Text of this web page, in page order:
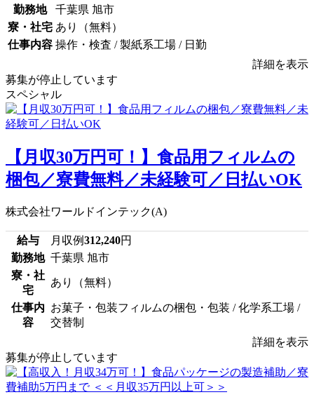
勤務地
千葉県 旭市
寮・社宅 あり（無料）
仕事内容 操作・検査 / 製紙系工場 / 日勤
詳細を表示
募集が停止しています
スペシャル
【月収30万円可！】食品用フィルムの
梱包／寮費無料／未経験可／日払いOK
株式会社ワールドインテック(A)
給与 月収例312,240円
勤務地 千葉県 旭市
寮・社
宅
あり（無料）
仕事内
容
お菓子・包装フィルムの梱包・包装 / 化学系工場 /
交替制
詳細を表示
募集が停止しています